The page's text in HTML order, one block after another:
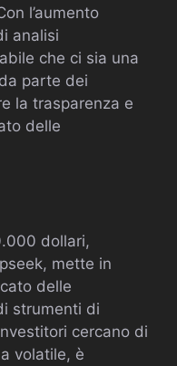
l’aumento
analisi
che ci sia una
parte dei
la trasparenza e
delle
dollari,
mette in
delle
strumenti di
cercano di
volatile, è